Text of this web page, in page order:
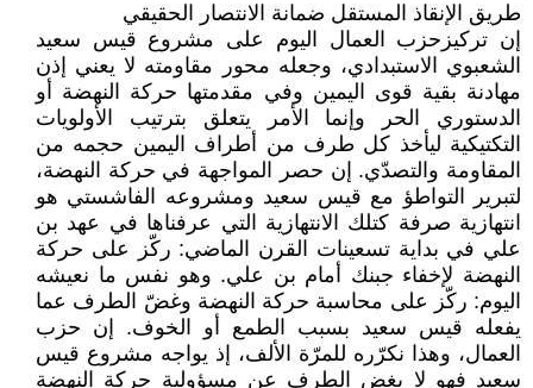
طريق الإنقاذ المستقل ضمانة الانتصار الحقيقي
إن تركيزحزب العمال اليوم على مشروع قيس سعيد
الشعبوي الاستبدادي، وجعله محور مقاومته لا يعني إذن
مهادنة بقية قوى اليمين وفي مقدمتها حركة النهضة أو
الدستوري الحر وإنما الأمر يتعلق بترتيب الأولويات
التكتيكية ليأخذ كل طرف من أطراف اليمين حجمه من
المقاومة والتصدّي. إن حصر المواجهة في حركة النهضة،
لتبرير التواطؤ مع قيس سعيد ومشروعه الفاشستي هو
انتهازية صرفة كتلك الانتهازية التي عرفناها في عهد بن
علي في بداية تسعينات القرن الماضي: ركّز على حركة
النهضة لإخفاء جبنك أمام بن علي. وهو نفس ما نعيشه
اليوم: ركّز على محاسبة حركة النهضة وغضّ الطرف عما
يفعله قيس سعيد بسبب الطمع أو الخوف. إن حزب
العمال، وهذا نكرّره للمرّة الألف، إذ يواجه مشروع قيس
سعيد فهو لا يغض الطرف عن مسؤولية حركة النهضة